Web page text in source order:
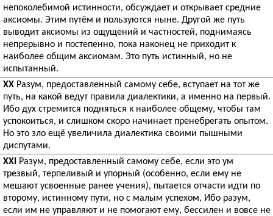
непоколебимой истинности, обсуждает и открывает средние
аксиомы. Этим путём и пользуются ныне. Другой же путь
выводит аксиомы из ощущений и частностей, поднимаясь
непрерывно и постепенно, пока наконец не приходит к
наиболее общим аксиомам. Это путь истинный, но не
испытанный.
XX Разум, предоставленный самому себе, вступает на тот же
путь, на какой ведут правила диалектики, а именно на первый.
Ибо дух стремится подняться к наиболее общему, чтобы там
успокоиться, и слишком скоро начинает пренебрегать опытом.
Но это зло ещё увеличила диалектика своими пышными
диспутами.
XXI
Разум, предоставленный самому себе, если это ум
трезвый, терпеливый и упорный (особенно, если ему не
мешают усвоенные ранее учения), пытается отчасти идти по
второму, истинному пути, но с малым успехом, Ибо разум,
если им не управляют и не помогают ему, бессилен и вовсе не